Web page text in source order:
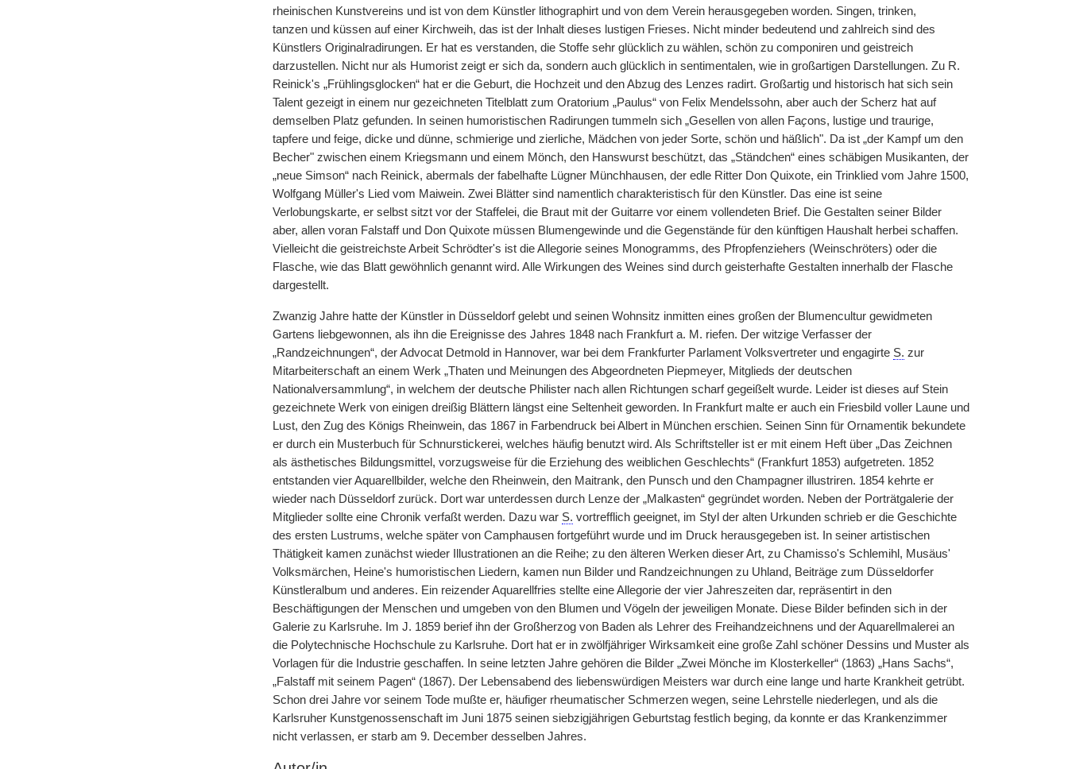
rheinischen Kunstvereins und ist von dem Künstler lithographirt und von dem Verein herausgegeben worden. Singen, trinken,
tanzen| und küssen auf einer Kirchweih, das ist der Inhalt dieses lustigen Frieses. Nicht minder bedeutend und zahlreich sind des
Künstlers Originalradirungen. Er hat es verstanden, die Stoffe sehr glücklich zu wählen, schön zu componiren und geistreich
darzustellen. Nicht nur als Humorist zeigt er sich da, sondern auch glücklich in sentimentalen, wie in großartigen Darstellungen. Zu R.
Reinick's „Frühlingsglocken“ hat er die Geburt, die Hochzeit und den Abzug des Lenzes radirt. Großartig und historisch hat sich sein
Talent gezeigt in einem nur gezeichneten Titelblatt zum Oratorium „Paulus“ von Felix Mendelssohn, aber auch der Scherz hat auf
demselben Platz gefunden. In seinen humoristischen Radirungen tummeln sich „Gesellen von allen Façons, lustige und traurige,
tapfere und feige, dicke und dünne, schmierige und zierliche, Mädchen von jeder Sorte, schön und häßlich". Da ist „der Kampf um den
Becher" zwischen einem Kriegsmann und einem Mönch, den Hanswurst beschützt, das „Ständchen“ eines schäbigen Musikanten, der
„neue Simson“ nach Reinick, abermals der fabelhafte Lügner Münchhausen, der edle Ritter Don Quixote, ein Trinklied vom Jahre 1500,
Wolfgang Müller's Lied vom Maiwein. Zwei Blätter sind namentlich charakteristisch für den Künstler. Das eine ist seine
Verlobungskarte, er selbst sitzt vor der Staffelei, die Braut mit der Guitarre vor einem vollendeten Brief. Die Gestalten seiner Bilder
aber, allen voran Falstaff und Don Quixote müssen Blumengewinde und die Gegenstände für den künftigen Haushalt herbei schaffen.
Vielleicht die geistreichste Arbeit Schrödter's ist die Allegorie seines Monogramms, des Pfropfenziehers (Weinschröters) oder die
Flasche, wie das Blatt gewöhnlich genannt wird. Alle Wirkungen des Weines sind durch geisterhafte Gestalten innerhalb der Flasche
dargestellt.
Zwanzig Jahre hatte der Künstler in Düsseldorf gelebt und seinen Wohnsitz inmitten eines großen der Blumencultur gewidmeten
Gartens liebgewonnen, als ihn die Ereignisse des Jahres 1848 nach Frankfurt a. M. riefen. Der witzige Verfasser der
„Randzeichnungen“, der Advocat Detmold in Hannover, war bei dem Frankfurter Parlament Volksvertreter und engagirte S. zur
Mitarbeiterschaft an einem Werk „Thaten und Meinungen des Abgeordneten Piepmeyer, Mitglieds der deutschen
Nationalversammlung“, in welchem der deutsche Philister nach allen Richtungen scharf gegeißelt wurde. Leider ist dieses auf Stein
gezeichnete Werk von einigen dreißig Blättern längst eine Seltenheit geworden. In Frankfurt malte er auch ein Friesbild voller Laune und
Lust, den Zug des Königs Rheinwein, das 1867 in Farbendruck bei Albert in München erschien. Seinen Sinn für Ornamentik bekundete
er durch ein Musterbuch für Schnurstickerei, welches häufig benutzt wird. Als Schriftsteller ist er mit einem Heft über „Das Zeichnen
als ästhetisches Bildungsmittel, vorzugsweise für die Erziehung des weiblichen Geschlechts“ (Frankfurt 1853) aufgetreten. 1852
entstanden vier Aquarellbilder, welche den Rheinwein, den Maitrank, den Punsch und den Champagner illustriren. 1854 kehrte er
wieder nach Düsseldorf zurück. Dort war unterdessen durch Lenze der „Malkasten“ gegründet worden. Neben der Porträtgalerie der
Mitglieder sollte eine Chronik verfaßt werden. Dazu war S. vortrefflich geeignet, im Styl der alten Urkunden schrieb er die Geschichte
des ersten Lustrums, welche später von Camphausen fortgeführt wurde und im Druck herausgegeben ist. In seiner artistischen
Thätigkeit kamen zunächst wieder Illustrationen an die Reihe; zu den älteren Werken dieser Art, zu Chamisso's Schlemihl, Musäus'
Volksmärchen, Heine's humoristischen Liedern, kamen nun Bilder und Randzeichnungen zu Uhland, Beiträge zum Düsseldorfer
Künstleralbum und anderes. Ein reizender Aquarellfries stellte eine Allegorie der vier Jahreszeiten dar, repräsentirt in den
Beschäftigungen der Menschen und umgeben von den Blumen und Vögeln der jeweiligen Monate. Diese Bilder befinden sich| in der
Galerie zu Karlsruhe. Im J. 1859 berief ihn der Großherzog von Baden als Lehrer des Freihandzeichnens und der Aquarellmalerei an
die Polytechnische Hochschule zu Karlsruhe. Dort hat er in zwölfjähriger Wirksamkeit eine große Zahl schöner Dessins und Muster als
Vorlagen für die Industrie geschaffen. In seine letzten Jahre gehören die Bilder „Zwei Mönche im Klosterkeller“ (1863) „Hans Sachs“,
„Falstaff mit seinem Pagen“ (1867). Der Lebensabend des liebenswürdigen Meisters war durch eine lange und harte Krankheit getrübt.
Schon drei Jahre vor seinem Tode mußte er, häufiger rheumatischer Schmerzen wegen, seine Lehrstelle niederlegen, und als die
Karlsruher Kunstgenossenschaft im Juni 1875 seinen siebzigjährigen Geburtstag festlich beging, da konnte er das Krankenzimmer
nicht verlassen, er starb am 9. December desselben Jahres.